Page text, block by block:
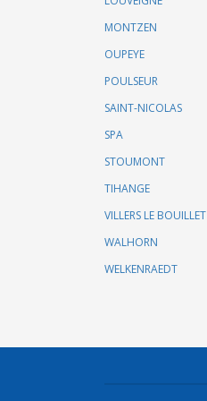
MONTZEN
OUPEYE
POULSEUR
SAINT-NICOLAS
SPA
STOUMONT
TIHANGE
VILLERS LE BOUILLET
WALHORN
WELKENRAEDT